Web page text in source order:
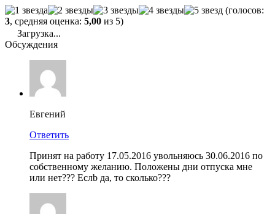
(голосов:
3, средняя оценка: 5,00 из 5)
Загрузка...
Обсуждения
Евгений
Ответить
Принят на работу 17.05.2016 увольняюсь 30.06.2016 по
собственному желанию. Положены дни отпуска мне
или нет??? Еслb да, то сколько???